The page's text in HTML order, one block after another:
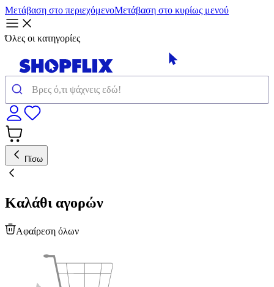
Μετάβαση στο περιεχόμενοΜετάβαση στο κυρίως μενού
Όλες οι κατηγορίες
Πίσω
Καλάθι αγορών
Αφαίρεση όλων